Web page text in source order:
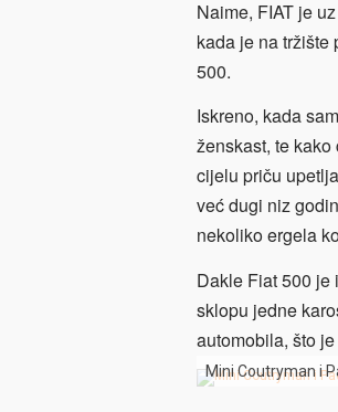
Naime, FIAT je
kada je na tržište
500.
Iskreno, kada
ženskast, te
cijelu priču
već dugi niz
nekoliko ergela
Dakle Fiat 500 je
sklopu jedne
automobila, što
Mini Coutryman i